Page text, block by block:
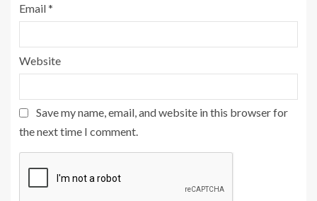
Email*
Website
Save my name, email, and website in this browser for
the next time I comment.